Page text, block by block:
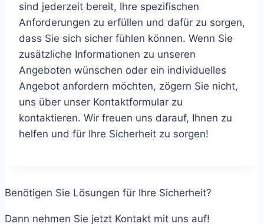
sind jederzeit bereit, Ihre spezifischen
Anforderungen zu erfüllen und dafür zu sorgen,
dass Sie sich sicher fühlen können. Wenn Sie
zusätzliche Informationen zu unseren
Angeboten wünschen oder ein individuelles
Angebot anfordern möchten, zögern Sie nicht,
uns über unser Kontaktformular zu
kontaktieren. Wir freuen uns darauf, Ihnen zu
helfen und für Ihre Sicherheit zu sorgen!
Benötigen Sie Lösungen für Ihre Sicherheit?
Dann nehmen Sie jetzt Kontakt mit uns auf!